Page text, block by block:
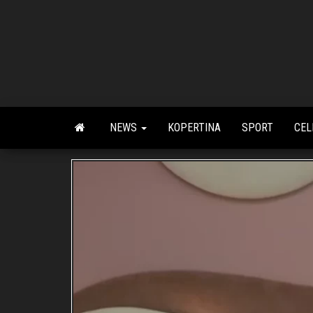
NEWS KOPERTINA SPORT